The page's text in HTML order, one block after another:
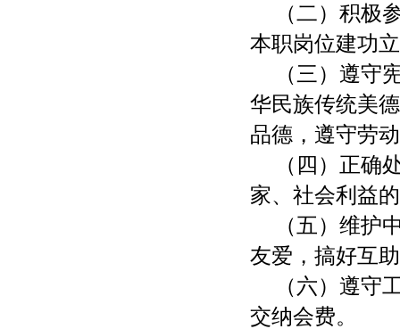
（二）积极
本职岗位建功
（三）遵守
华民族传统美
品德，遵守劳
（四）正确
家、社会利益
（五）维护
友爱，搞好互
（六）遵守
交纳会费。